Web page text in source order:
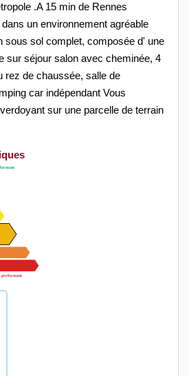
.A 15 min de Rennes
un environnement agréable
sous sol complet, composée d' une
sur séjour salon avec cheminée, 4
rez de chaussée, salle de
car indépendant Vous
sur une parcelle de terrain